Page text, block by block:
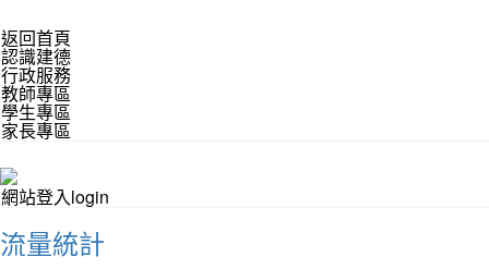
返回首頁
認識建德
行政服務
教師專區
學生專區
家長專區
網站登入login
流量統計